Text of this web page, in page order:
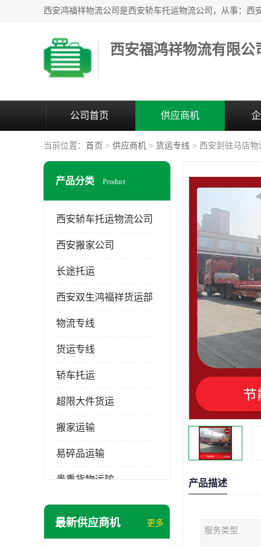
西安福鸿祥物流有限公
公司首页 供应商机
当前位置： 首页 > 供应商机 > 货运专线 > 西安到驻马店
产品分类 Product
西安轿车托运物流公司
西安搬家公司
长途托运
西安双生鸿福祥货运部
物流专线
货运专线
轿车托运
超限大件货运
搬家运输
易碎品运输
贵重货物运输
普通货物
最新供应商机 更多
产品描述
服务类型